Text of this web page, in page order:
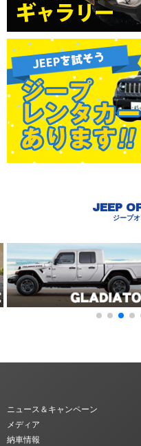
JEEP
ジープ
ニュース＆キャンペーン
メディア
納車情報